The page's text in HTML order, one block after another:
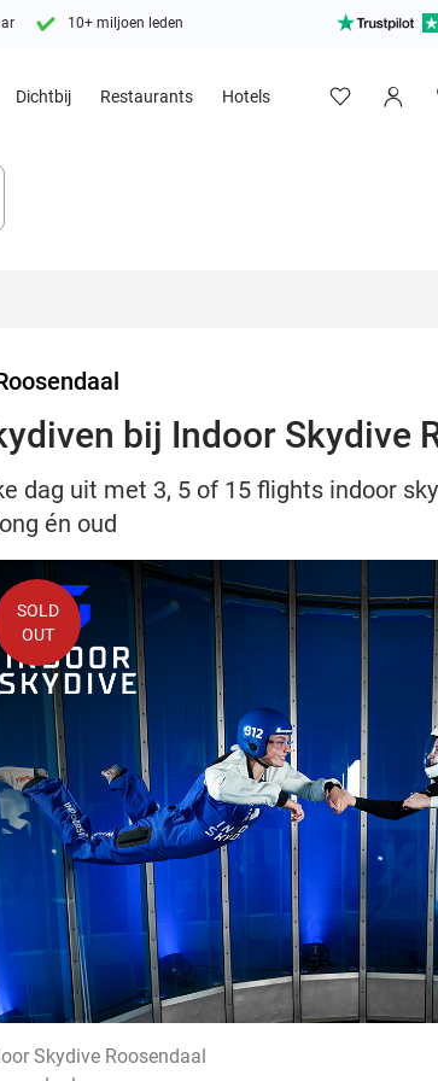
10+ miljoen leden
Dichtbij Restaurants Hotels
bij Indoor Skydive
dag uit met 3, 5 of 15 flights indoor
én oud
SOLD
OUT
Skydive Roosendaal